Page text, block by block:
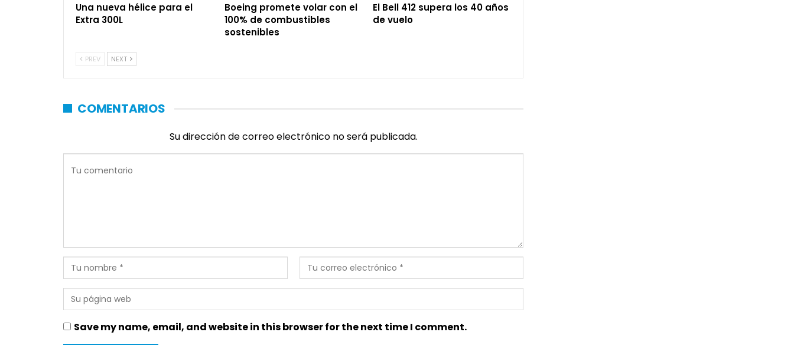
Una nueva hélice para el
Extra 300L
Boeing promete volar con el
100% de combustibles
sostenibles
El Bell 412 supera los 40 años
de vuelo
PREV NEXT
COMENTARIOS
Su dirección de correo electrónico no será publicada.
Save my name, email, and website in this browser for the next time I comment.